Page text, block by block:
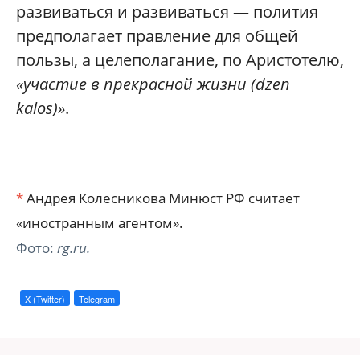
развиваться и развиваться — полития
предполагает правление для общей
пользы, а целеполагание, по Аристотелю,
«участие в прекрасной жизни (dzen
kalos)».
*Андрея Колесникова Минюст РФ считает
«иностранным агентом».
Фото: rg.ru.
X (Twitter) Telegram